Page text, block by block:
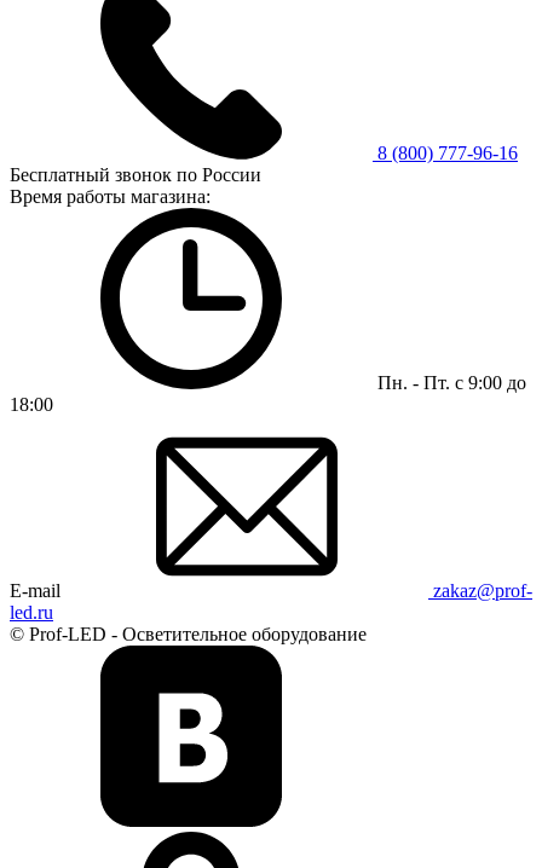
8 (800) 777-96-16
Бесплатный звонок по России
Время работы магазина:
Пн. - Пт. с 9:00 до
18:00
E-mail
zakaz@prof-
led.ru
© Prof-LED - Осветительное оборудование